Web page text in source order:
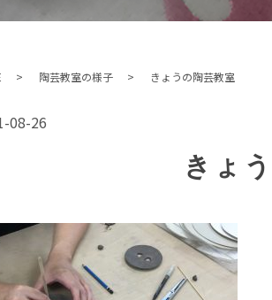
陶芸教室の様子 きょうの陶芸教室
08-26
きょ